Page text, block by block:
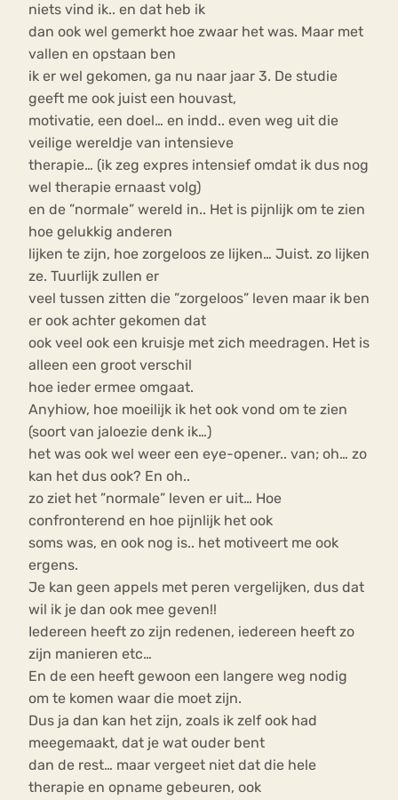
niets vind ik.. en dat heb ik
dan ook wel gemerkt hoe zwaar het was. Maar met
vallen en opstaan ben
ik er wel gekomen, ga nu naar jaar 3. De studie
geeft me ook juist een houvast,
motivatie, een doel… en indd.. even weg uit die
veilige wereldje van intensieve
therapie… (ik zeg expres intensief omdat ik dus nog
wel therapie ernaast volg)
en de ”normale” wereld in.. Het is pijnlijk om te zien
hoe gelukkig anderen
lijken te zijn, hoe zorgeloos ze lijken… Juist. zo lijken
ze. Tuurlijk zullen er
veel tussen zitten die ”zorgeloos” leven maar ik ben
er ook achter gekomen dat
ook veel ook een kruisje met zich meedragen. Het is
alleen een groot verschil
hoe ieder ermee omgaat.
Anyhiow, hoe moeilijk ik het ook vond om te zien
(soort van jaloezie denk ik…)
het was ook wel weer een eye-opener.. van; oh… zo
kan het dus ook? En oh..
zo ziet het ”normale” leven er uit… Hoe
confronterend en hoe pijnlijk het ook
soms was, en ook nog is.. het motiveert me ook
ergens.
Je kan geen appels met peren vergelijken, dus dat
wil ik je dan ook mee geven!!
Iedereen heeft zo zijn redenen, iedereen heeft zo
zijn manieren etc…
En de een heeft gewoon een langere weg nodig
om te komen waar die moet zijn.
Dus ja dan kan het zijn, zoals ik zelf ook had
meegemaakt, dat je wat ouder bent
dan de rest… maar vergeet niet dat die hele
therapie en opname gebeuren, ook